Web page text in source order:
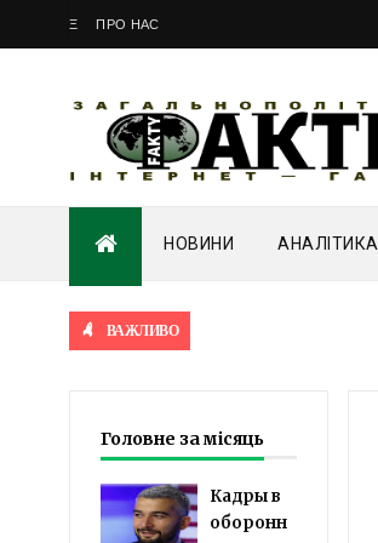
Ξ ПРО НАС
НОВИНИ АНАЛІТИКА
ВАЖЛИВО
Головне за місяць
Кадры в
оборонн